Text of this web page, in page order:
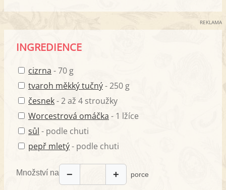
REKLAMA
INGREDIENCE
cizrna - 70 g
tvaroh měkký tučný- 250 g
česnek- 2 až 4 stroužky
Worcestrová omáčka - 1 lžíce
sůl - podle chuti
pepř mletý- podle chuti
Množství na − + porce